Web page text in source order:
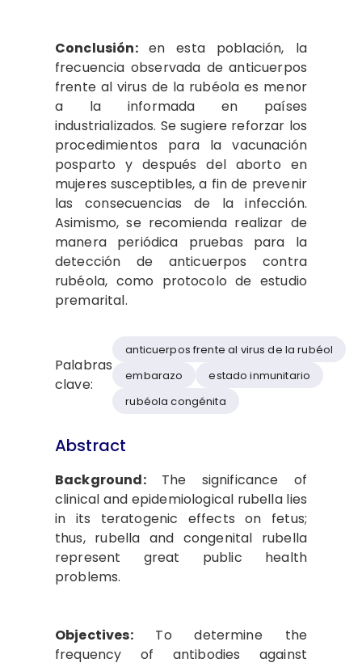
Conclusión: en esta población, la
frecuencia observada de anticuerpos
frente al virus de la rubéola es menor
a la informada en países
industrializados. Se sugiere reforzar los
procedimientos para la vacunación
posparto y después del aborto en
mujeres susceptibles, a fin de prevenir
las consecuencias de la infección.
Asimismo, se recomienda realizar de
manera periódica pruebas para la
detección de anticuerpos contra
rubéola, como protocolo de estudio
premarital.
Palabras
clave:
anticuerpos frente al virus de la rubéol
embarazo
estado inmunitario
rubéola congénita
Abstract
Background:The significance of
clinical and epidemiological rubella lies
in its teratogenic effects on fetus;
thus, rubella and congenital rubella
represent great public health
problems.
Objectives:To determine the
frequency of antibodies against